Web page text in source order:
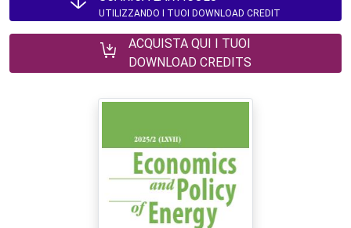
UTILIZZANDO I TUOI DOWNLOAD CREDIT
ACQUISTA QUI I TUOI
DOWNLOAD CREDITS